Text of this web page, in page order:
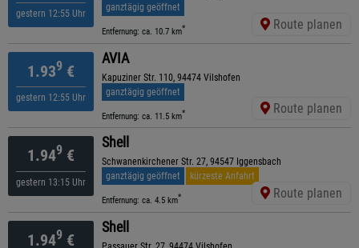
gestern 12:55 Uhr
ganztägig geöffnet
Entfernung: ca. 10.7 km* Route planen
1.939 €
gestern 12:55 Uhr
AVIA
Kapuziner Str. 110, 94474 Vilshofen
ganztägig geöffnet
Entfernung: ca. 11.5 km* Route planen
1.949 €
gestern 13:15 Uhr
Shell
Schwanenkirchener Str. 27, 94547 Iggensbach
ganztägig geöffnet
kürzeste Anfahrt
Entfernung: ca. 4.5 km* Route planen
1.949 €
Shell